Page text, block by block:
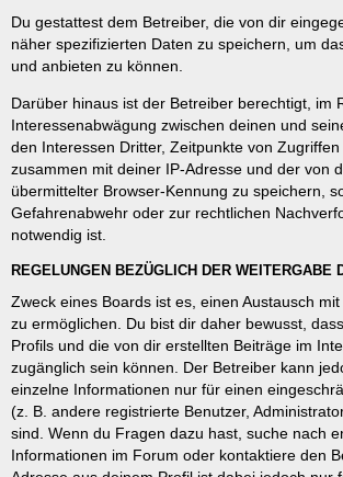
Du gestattest dem Betreiber, die von dir
näher spezifizierten Daten zu speichern, um
und anbieten zu können.
Darüber hinaus ist der Betreiber berechtigt, im
Interessenabwägung zwischen deinen und
den Interessen Dritter, Zeitpunkte von Zugriffen
zusammen mit deiner IP-Adresse und der von
übermittelter Browser-Kennung zu speichern,
Gefahrenabwehr oder zur rechtlichen
notwendig ist.
REGELUNGEN BEZÜGLICH DER WEITERGABE
Zweck eines Boards ist es, einen Austausch
zu ermöglichen. Du bist dir daher bewusst,
Profils und die von dir erstellten Beiträge im
zugänglich sein können. Der Betreiber kann
einzelne Informationen nur für einen
(z. B. andere registrierte Benutzer,
sind. Wenn du Fragen dazu hast, suche nach
Informationen im Forum oder kontaktiere den